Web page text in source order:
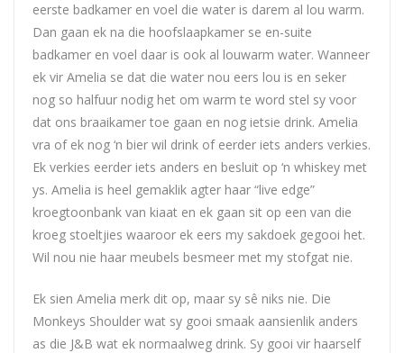
eerste badkamer en voel die water is darem al lou warm.
Dan gaan ek na die hoofslaapkamer se en-suite
badkamer en voel daar is ook al louwarm water. Wanneer
ek vir Amelia se dat die water nou eers lou is en seker
nog so halfuur nodig het om warm te word stel sy voor
dat ons braaikamer toe gaan en nog ietsie drink. Amelia
vra of ek nog ‘n bier wil drink of eerder iets anders verkies.
Ek verkies eerder iets anders en besluit op ‘n whiskey met
ys. Amelia is heel gemaklik agter haar “live edge”
kroegtoonbank van kiaat en ek gaan sit op een van die
kroeg stoeltjies waaroor ek eers my sakdoek gegooi het.
Wil nou nie haar meubels besmeer met my stofgat nie.
Ek sien Amelia merk dit op, maar sy sê niks nie. Die
Monkeys Shoulder wat sy gooi smaak aansienlik anders
as die J&B wat ek normaalweg drink. Sy gooi vir haarself